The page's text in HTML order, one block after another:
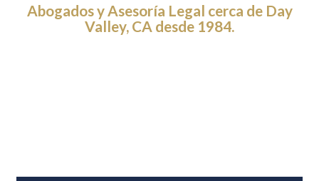
Abogados y Asesoría Legal cerca de Day
Valley, CA desde 1984.